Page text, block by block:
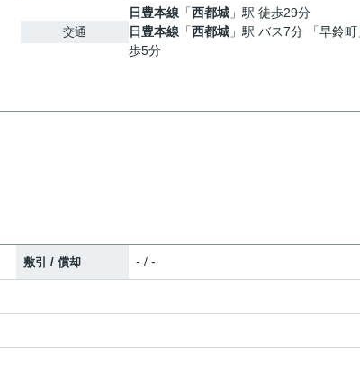
交通
日豊本線 「西都城 」駅 徒歩29分
日豊本線 「西都城 」駅 バス7分 「早鈴
歩5分
敷引 / 償却 - / -